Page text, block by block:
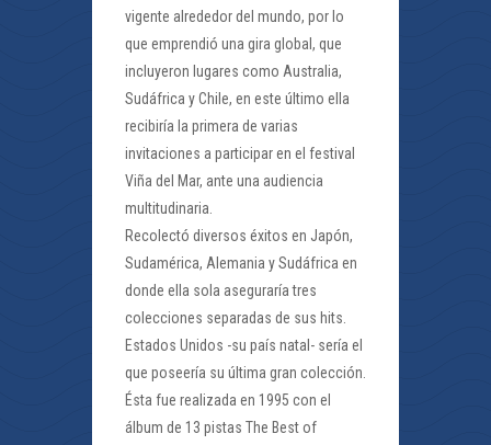
vigente alrededor del mundo, por lo
que emprendió una gira global, que
incluyeron lugares como Australia,
Sudáfrica y Chile, en este último ella
recibiría la primera de varias
invitaciones a participar en el festival
Viña del Mar, ante una audiencia
multitudinaria.
Recolectó diversos éxitos en Japón,
Sudamérica, Alemania y Sudáfrica en
donde ella sola aseguraría tres
colecciones separadas de sus hits.
Estados Unidos -su país natal- sería el
que poseería su última gran colección.
Ésta fue realizada en 1995 con el
álbum de 13 pistas The Best of